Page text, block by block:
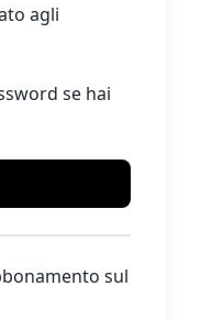
agli
se hai
sul